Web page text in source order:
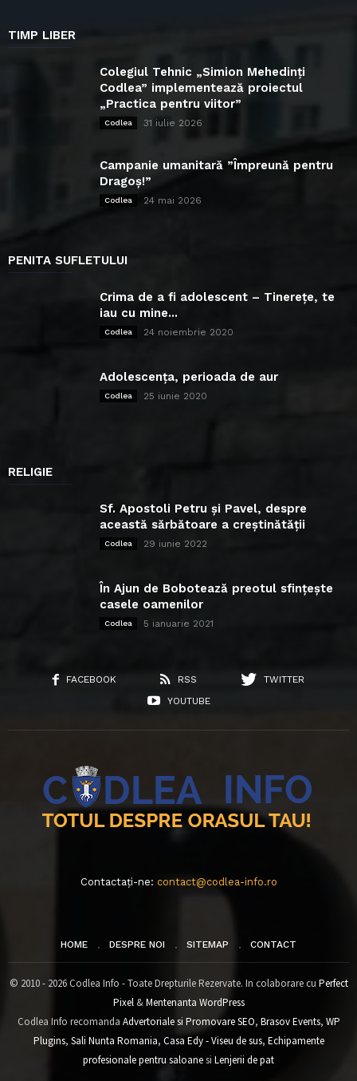
TIMP LIBER
Colegiul Tehnic „Simion Mehedinți
Codlea” implementează proiectul
„Practica pentru viitor”
Codlea 31 iulie 2026
Campanie umanitară ”Împreună pentru
Dragoș!”
Codlea 24 mai 2026
PENITA SUFLETULUI
Crima de a fi adolescent – Tinerețe, te
iau cu mine...
Codlea 24 noiembrie 2020
Adolescența, perioada de aur
Codlea 25 iunie 2020
RELIGIE
Sf. Apostoli Petru și Pavel, despre
această sărbătoare a creștinătății
Codlea 29 iunie 2022
În Ajun de Bobotează preotul sfințește
casele oamenilor
Codlea 5 ianuarie 2021
FACEBOOK RSS
TWITTER
YOUTUBE
Contactați-ne: contact@codlea-info.ro
HOME DESPRE NOI SITEMAP CONTACT
© 2010 - 2026 Codlea Info - Toate Drepturile Rezervate. In colaborare cu Perfect
Pixel&Mentenanta WordPress
Codlea Info recomanda Advertoriale si Promovare SEO, Brasov Events, WP
Plugins, Sali Nunta Romania, Casa Edy - Viseu de sus, Echipamente
profesionale pentru saloanesi Lenjerii de pat